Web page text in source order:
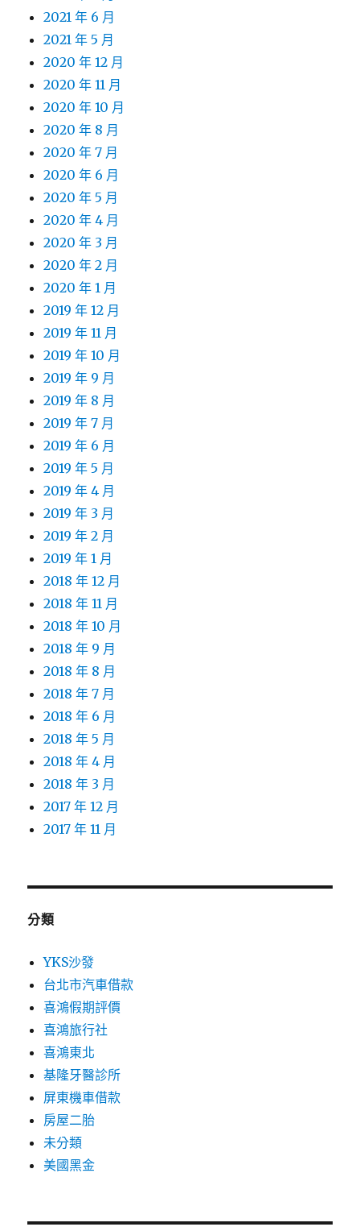
2021 年 6 月
2021 年 5 月
2020 年 12 月
2020 年 11 月
2020 年 10 月
2020 年 8 月
2020 年 7 月
2020 年 6 月
2020 年 5 月
2020 年 4 月
2020 年 3 月
2020 年 2 月
2020 年 1 月
2019 年 12 月
2019 年 11 月
2019 年 10 月
2019 年 9 月
2019 年 8 月
2019 年 7 月
2019 年 6 月
2019 年 5 月
2019 年 4 月
2019 年 3 月
2019 年 2 月
2019 年 1 月
2018 年 12 月
2018 年 11 月
2018 年 10 月
2018 年 9 月
2018 年 8 月
2018 年 7 月
2018 年 6 月
2018 年 5 月
2018 年 4 月
2018 年 3 月
2017 年 12 月
2017 年 11 月
分類
YKS沙發
台北市汽車借款
喜鴻假期評價
喜鴻旅行社
喜鴻東北
基隆牙醫診所
屏東機車借款
房屋二胎
未分類
美國黑金